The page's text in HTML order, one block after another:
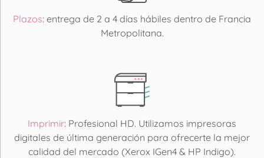
Plazos: entrega de 2 a 4 días hábiles dentro de Francia
Metropolitana.
Imprimir: Profesional HD. Utilizamos impresoras
digitales de última generación para ofrecerte la mejor
calidad del mercado (Xerox IGen4 & HP Indigo).